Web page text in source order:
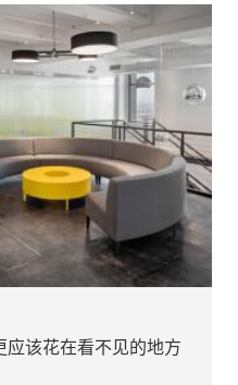
应该花在看不见的地方